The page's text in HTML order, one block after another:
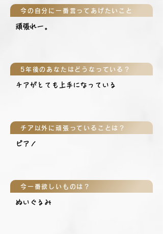
今の自分に一番言ってあげたいこと
頑張れー。
5年後のあなたはどうなっている？
チアがとても上手になっている
チア以外に頑張っていることは？
ピアノ
今一番欲しいものは？
ぬいぐるみ